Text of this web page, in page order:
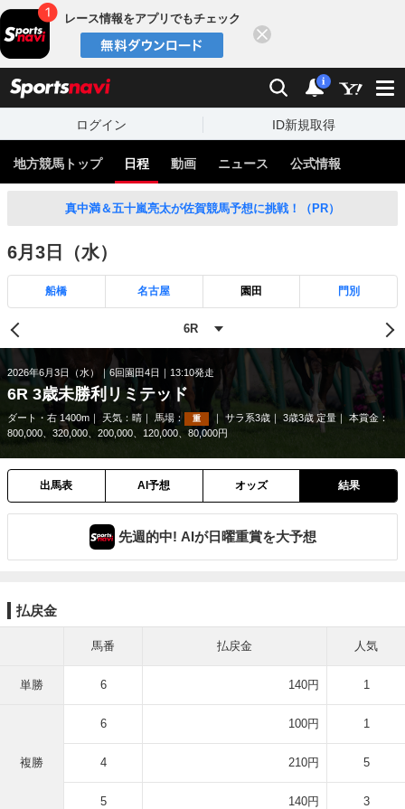
レース情報をアプリでもチェック
検索 通知
i
ログイン ID新規取得
地方競馬トップ 日程 動画 ニュース 公式情報
真中満＆五十嵐亮太が佐賀競馬予想に挑戦！（PR）
6月3日（水）
船橋 名古屋 園田 門別
2026年6月3日（水） 6回園田4日 13:10発走
6R 3歳未勝利リミテッド
ダート・右 1400m 天気： 晴 馬場： 重 サラ系3歳 3歳3歳 定量
本賞金：
800,000、320,000、200,000、120,000、80,000円
出馬表 AI予想 オッズ 結果
先週的中! AIが日曜重賞を大予想
払戻金
馬番 払戻金 人気
単勝 6 140円 1
複勝
6 100円 1
4 210円 5
5 140円 3